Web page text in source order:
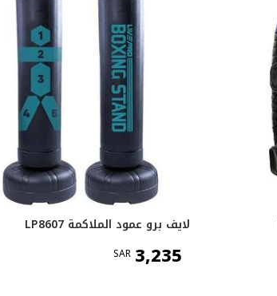
لايف برو عمود الملاكمة LP8607
SAR 3,235